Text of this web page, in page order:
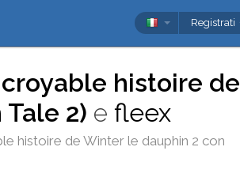
Registrati
histoire de
2) e fleex
histoire de Winter le dauphin 2 con